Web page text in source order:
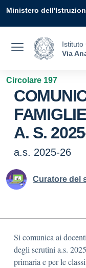
Ministero
Istituto
Via
Circolare 197
A. S.
a.s. 2025-26
Curatore del
Si comunica ai
degli scrutini a.s.
primaria e per le